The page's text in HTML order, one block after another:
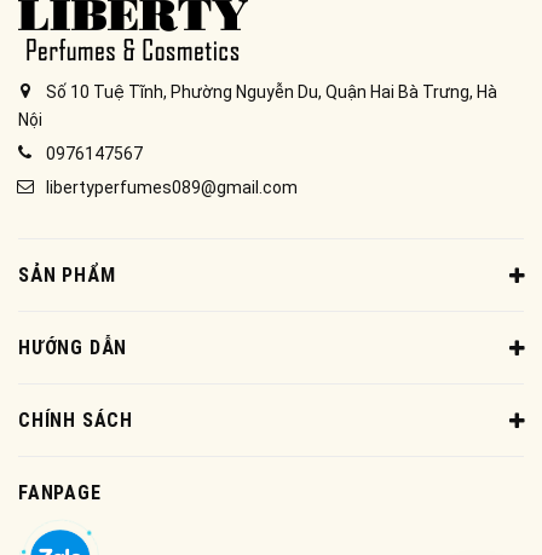
Số 10 Tuệ Tĩnh, Phường Nguyễn Du, Quận Hai Bà Trưng, Hà
Nội
0976147567
libertyperfumes089@gmail.com
SẢN PHẨM
HƯỚNG DẪN
CHÍNH SÁCH
FANPAGE